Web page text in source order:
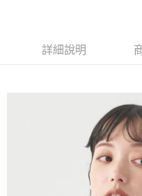
相關說明
【大哥付你分期使用說明】
流程，驗證手機門號後，選擇欲
3.實際核准額度、可分期數及費
4.訂單成立30分鐘內，如未前往
消。如遇「轉專審核」未通過狀
1.分期款項不併入電信帳單，「
AFTEE先享後付是「在收到商品
１．簡單：不需註冊會員、不需
２．便利：只要手機號碼，簡訊
３．安心：先確認商品／服務後，
【「AFTEE先享後付」結帳流程】
每筆NT$60，滿NT$388(含以
詳細說明